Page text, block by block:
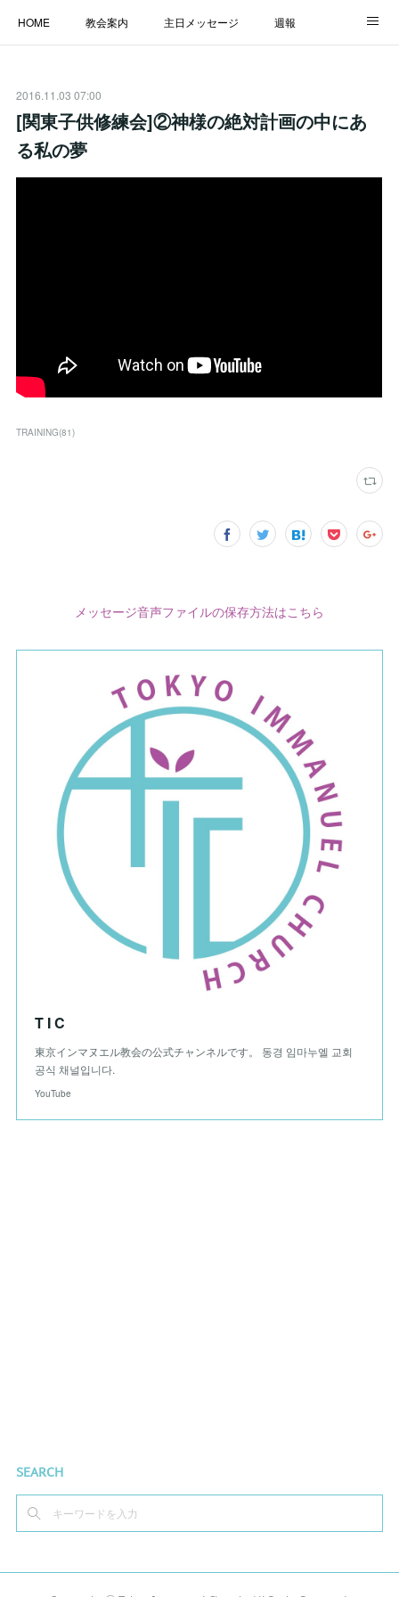
HOME 教会案内 主日メッセージ 週報
2016.11.03 07:00
[関東子供修練会]②神様の絶対計画の中にあ
る私の夢
TRAINING(81)
メッセージ音声ファイルの保存方法はこちら
T I C
東京インマヌエル教会の公式チャンネルです。 동경 임마누엘 교회
공식 채널입니다.
YouTube
SEARCH